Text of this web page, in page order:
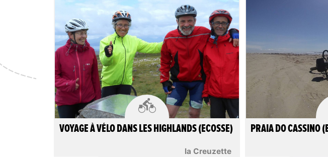

la Creuzette
VOYAGE À VÉLO DANS LES HIGHLANDS (ECOSSE) PRAIA DO CASSINO